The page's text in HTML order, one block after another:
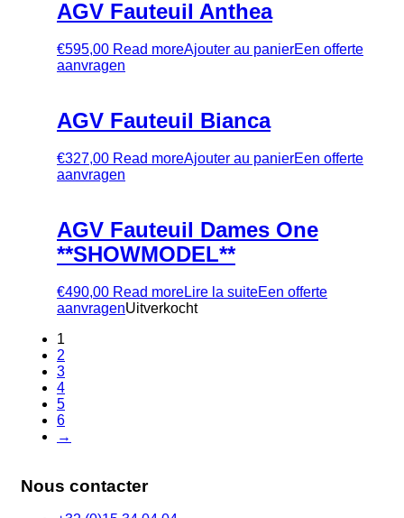
AGV Fauteuil Anthea
€595,00 Read moreAjouter au panierEen offerte
aanvragen
AGV Fauteuil Bianca
€327,00 Read moreAjouter au panierEen offerte
aanvragen
AGV Fauteuil Dames One
**SHOWMODEL**
€490,00 Read moreLire la suiteEen offerte
aanvragenUitverkocht
1
2
3
4
5
6
→
Nous contacter